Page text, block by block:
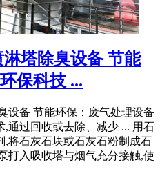
塔除臭设备 节能
保科技 ...
设备 节能环保：废气处理设备
,通过回收或去除、减少 ... 用石
,将石灰石块或石灰石粉制成石
打入吸收塔与烟气充分接触,使